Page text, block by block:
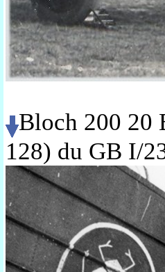
Bloch 200 20
128) du GB I/